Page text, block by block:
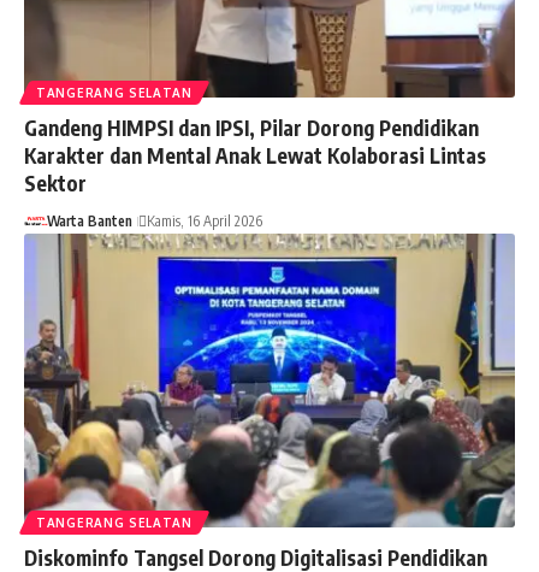
TANGERANG SELATAN
Gandeng HIMPSI dan IPSI, Pilar Dorong Pendidikan
Karakter dan Mental Anak Lewat Kolaborasi Lintas
Sektor
Warta Banten Kamis, 16 April 2026
TANGERANG SELATAN
Diskominfo Tangsel Dorong Digitalisasi Pendidikan